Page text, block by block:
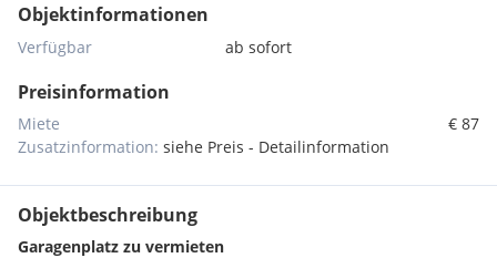
Objektinformationen
Verfügbar ab sofort
Preisinformation
Miete
€ 87
Zusatzinformation: siehe Preis - Detailinformation
Objektbeschreibung
Garagenplatz zu vermieten